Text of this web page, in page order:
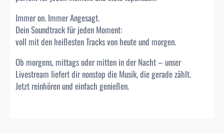
Immer on. Immer Angesagt.
Dein Soundtrack für jeden Moment:
voll mit den heißesten Tracks von heute und morgen.
Ob morgens, mittags oder mitten in der Nacht – unser
Livestream liefert dir nonstop die Musik, die gerade zählt.
Jetzt reinhören und einfach genießen.